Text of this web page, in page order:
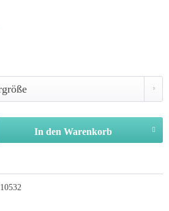
In den Warenkorb
10532